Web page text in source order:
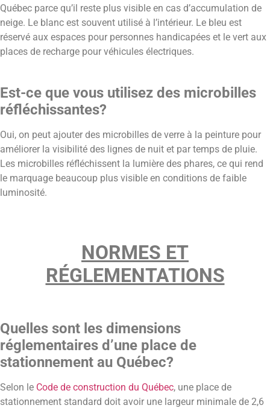
Québec parce qu’il reste plus visible en cas d’accumulation de
neige. Le blanc est souvent utilisé à l’intérieur. Le bleu est
réservé aux espaces pour personnes handicapées et le vert aux
places de recharge pour véhicules électriques.
Est-ce que vous utilisez des microbilles
réfléchissantes?
Oui, on peut ajouter des microbilles de verre à la peinture pour
améliorer la visibilité des lignes de nuit et par temps de pluie.
Les microbilles réfléchissent la lumière des phares, ce qui rend
le marquage beaucoup plus visible en conditions de faible
luminosité.
NORMES ET
RÉGLEMENTATIONS
Quelles sont les dimensions
réglementaires d’une place de
stationnement au Québec?
Selon le Code de construction du Québec, une place de
stationnement standard doit avoir une largeur minimale de 2,6